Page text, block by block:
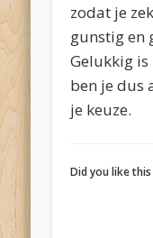
zodat je
gunstig en
Gelukkig
ben je dus
je keuze.
Did you like